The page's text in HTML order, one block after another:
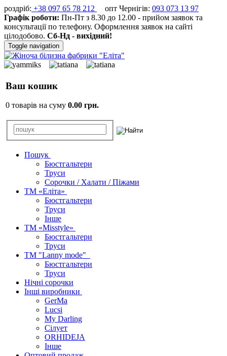
роздріб: +38 097 65 78 212 опт Чернігів: 093 073 13 97
Графік роботи: Пн-Пт з 8.30 до 12.00 - прийом заявок та
консультації по телефону. Оформлення заявок на сайті
цілодобово. Сб-Нд - вихідний!
Toggle navigation
Ваш кошик
0 товарів на суму 0.00 грн.
Пошук
Бюстгальтери
Труси
Сорочки / Халати / Піжами
ТМ «Еліта»
Бюстгальтери
Труси
Інше
ТМ «Misstyle»
Бюстгальтери
Труси
ТМ "Lanny mode"
Бюстгальтери
Труси
Нічні сорочки
Інші виробники
GerMa
Lucsi
My Darling
Сілует
ORHIDEJA
Інше